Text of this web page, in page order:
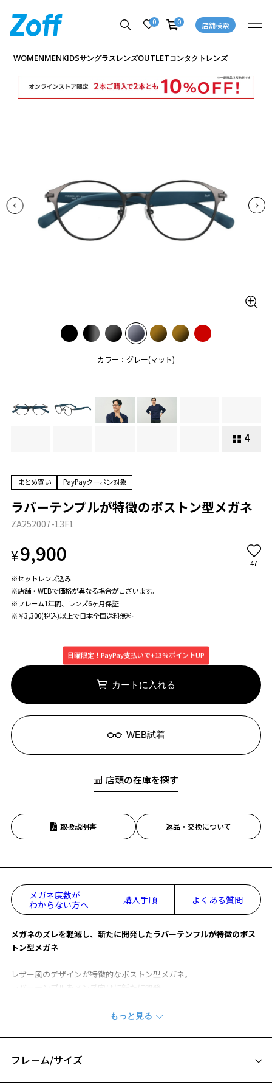
0 0 店舗検索
WOMENMENKIDSサングラスレンズOUTLETコンタクトレンズ
カラー：グレー(マット)
4
商品詳細ページへ
まとめ買い PayPayクーポン対象
ラバーテンプルが特徴のボストン型メガネ
ZA252007-13F1
¥9,900
47
※セットレンズ込み
※店舗・WEBで価格が異なる場合がこざいます。
※フレーム1年間、レンズ6ヶ月保証
※￥3,300(税込)以上で日本全国送料無料
日曜限定！PayPay支払いで+13%ポイントUP
カートに入れる
WEB試着
店頭の在庫を探す
取扱説明書 返品・交換について
メガネ度数が
わからない方へ
購入手順 よくある質問
メガネのズレを軽減し、新たに開発したラバーテンプルが特徴のボス
トン型メガネ
レザー風のデザインが特徴的なボストン型メガネ。
ラバーテンプルをメンズ向けに新たに開発。
レザー風な質感が、ハイブランドのような上品さを演出する1本です。
ラバーは、細やかな柄でオンオフでシーンを問わず、使いやすいデザ
インに。
フレーム/サイズ